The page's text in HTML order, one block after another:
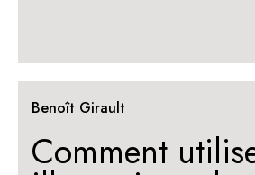
Benoît Girault
Comment